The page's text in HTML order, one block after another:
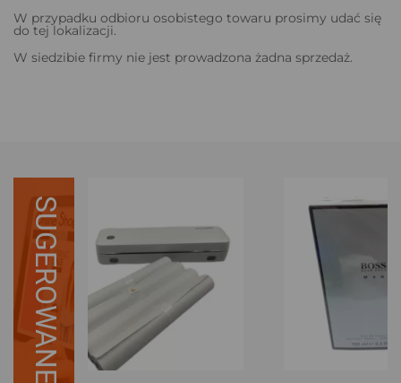
W przypadku odbioru osobistego towaru prosimy udać się
do tej lokalizacji.
W siedzibie firmy nie jest prowadzona żadna sprzedaż.
SUGEROWANE